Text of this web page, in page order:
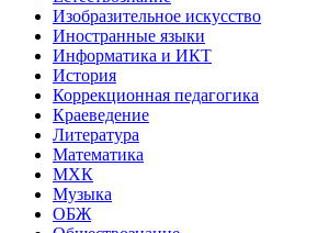
Изобразительное искусство
Иностранные языки
Информатика и ИКТ
История
Коррекционная педагогика
Краеведение
Литература
Математика
МХК
Музыка
ОБЖ